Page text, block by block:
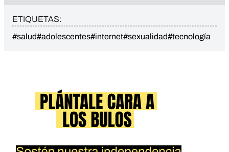
ETIQUETAS:
#salud#adolescentes#internet#sexualidad#tecnología